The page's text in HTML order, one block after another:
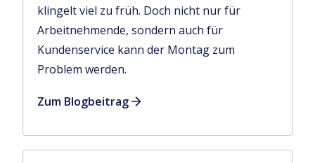
klingelt viel zu früh. Doch nicht nur für
Arbeitnehmende, sondern auch für
Kundenservice kann der Montag zum
Problem werden.
Zum Blogbeitrag